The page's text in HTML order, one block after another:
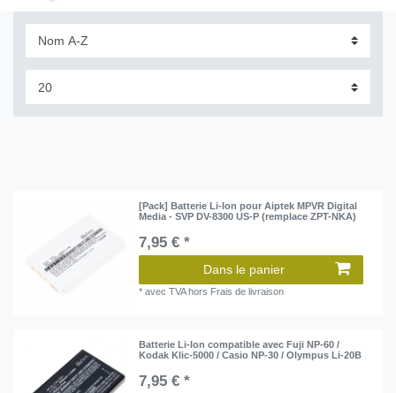
[Pack] Batterie Li-Ion pour Aiptek MPVR Digital
Media - SVP DV-8300 US-P (remplace ZPT-NKA)
7,95 € *
Dans le panier
*avec TVAhors Frais de livraison
Batterie Li-Ion compatible avec Fuji NP-60 /
Kodak Klic-5000 / Casio NP-30 / Olympus Li-20B
7,95 € *